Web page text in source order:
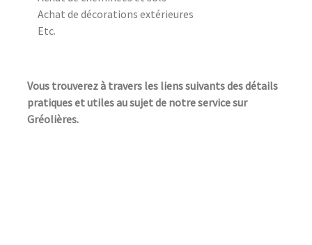
Achat de décorations extérieures
Etc.
Vous trouverez à travers les liens suivants des détails
pratiques et utiles au sujet de notre service sur
Gréolières.